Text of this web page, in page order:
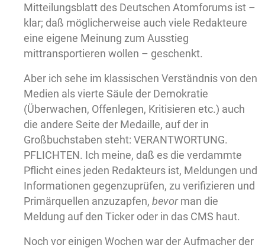
Mitteilungsblatt des Deutschen Atomforums ist –
klar; daß möglicherweise auch viele Redakteure
eine eigene Meinung zum Ausstieg
mittransportieren wollen – geschenkt.
Aber ich sehe im klassischen Verständnis von den
Medien als vierte Säule der Demokratie
(Überwachen, Offenlegen, Kritisieren etc.) auch
die andere Seite der Medaille, auf der in
Großbuchstaben steht: VERANTWORTUNG.
PFLICHTEN. Ich meine, daß es die verdammte
Pflicht eines jeden Redakteurs ist, Meldungen und
Informationen gegenzuprüfen, zu verifizieren und
Primärquellen anzuzapfen, bevorman die
Meldung auf den Ticker oder in das CMS haut.
Noch vor einigen Wochen war der Aufmacher der